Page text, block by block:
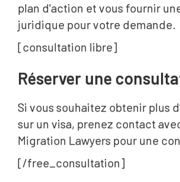
plan d'action et vous fournir
juridique pour votre demande.
[consultation libre]
Réserver une
Si vous souhaitez obtenir plus
sur un visa, prenez contact
Migration Lawyers pour une
[/free_consultation]